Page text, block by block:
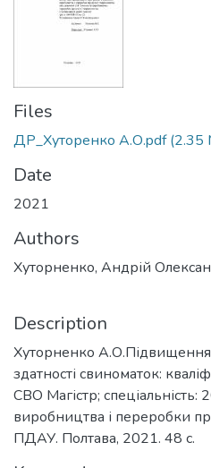
Files
ДР_Хуторенко А.О.pdf(2.35
Date
2021
Authors
Хуторненко, Андрій
Description
Хуторненко А.О.Підвищення
здатності свиноматок:
СВО Магістр; спеціальність:
виробництва і переробки
ПДАУ. Полтава, 2021. 48 с.